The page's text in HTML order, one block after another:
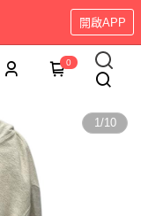
開啟APP
0
1/10